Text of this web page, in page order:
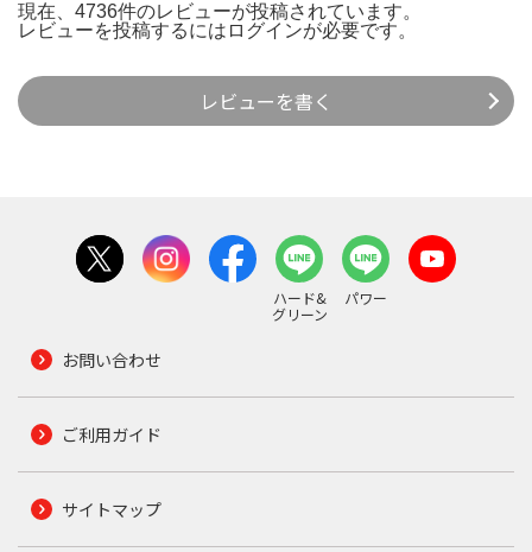
現在、4736件のレビューが投稿されています。
レビューを投稿するには ログインが必要です。
レビューを書く
ハード&
グリーン
パワー
お問い合わせ
ご利用ガイド
サイトマップ